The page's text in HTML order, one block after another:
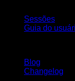
Sessões
Guia do
Blog
Changelog